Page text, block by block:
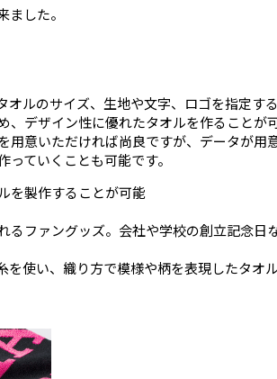
した。
ルのサイズ、生地や文字、ロゴを指定す
、デザイン性に優れたタオルを作ることが
用意いただければ尚良ですが、データが用
ていくことも可能です。
を製作することが可能
るファングッズ。会社や学校の創立記念日
使い、織り方で模様や柄を表現したタオ